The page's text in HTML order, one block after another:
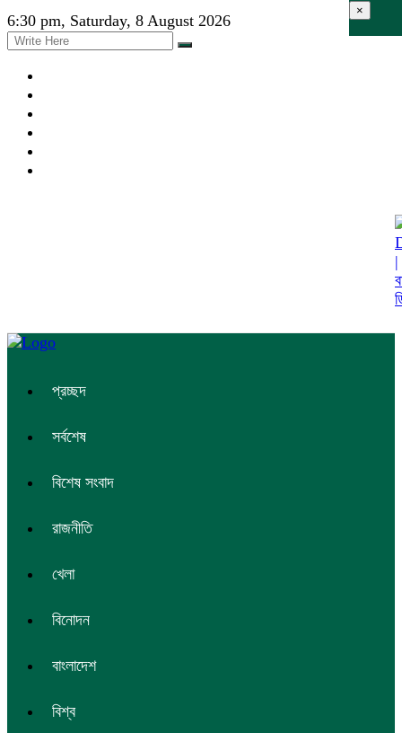
6:30 pm, Saturday, 8 August 2026
প্রচ্ছদ
সর্বশেষ
বিশেষ সংবাদ
রাজনীতি
খেলা
বিনোদন
বাংলাদেশ
বিশ্ব
×